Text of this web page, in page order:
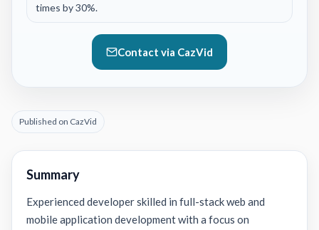
times by 30%.
Contact via CazVid
Published on CazVid
Summary
Experienced developer skilled in full-stack web and
mobile application development with a focus on